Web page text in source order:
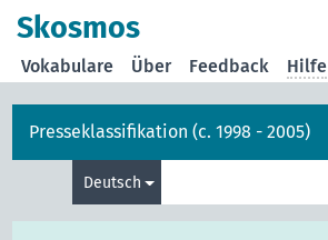
Skosmos
Vokabulare Über Feedback Hilfe
Presseklassifikation (c. 1998 - 2005)
Deutsch